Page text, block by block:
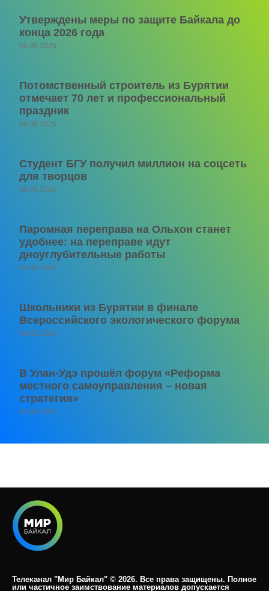
Утверждены меры по защите Байкала до
конца 2026 года
06.08.2026
Потомственный строитель из Бурятии
отмечает 70 лет и профессиональный
праздник
06.08.2026
Студент БГУ получил миллион на соцсеть
для творцов
06.08.2026
Паромная переправа на Ольхон станет
удобнее: на переправе идут
дноуглубительные работы
06.08.2026
Школьники из Бурятии в финале
Всероссийского экологического форума
06.08.2026
В Улан-Удэ прошёл форум «Реформа
местного самоуправления – новая
стратегия»
05.08.2026
Телеканал "Мир Байкал" © 2026. Все права защищены. Полное
или частичное заимствование материалов допускается